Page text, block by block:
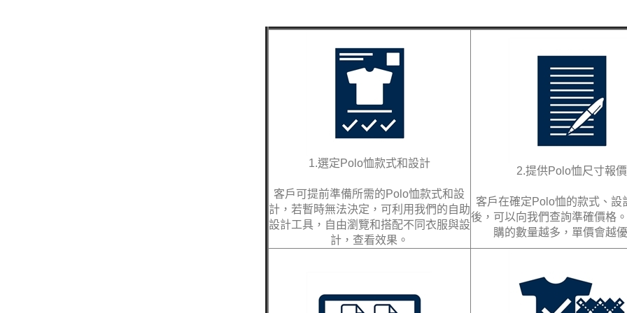
1.選定Polo恤款式和設計
客戶可提前準備所需的Polo恤款式和設
計，若暫時無法決定，可利用我們的自助
設計工具，自由瀏覽和搭配不同衣服與設
計，查看效果。
2.提供Polo恤尺寸報價
客戶在確定Polo恤的款式、設
後，可以向我們查詢準確價格
購的數量越多，單價會越